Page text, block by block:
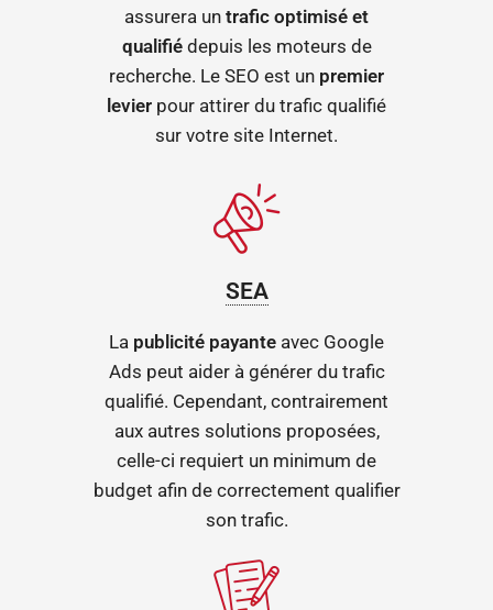
assurera un trafic optimisé et
qualifiédepuis les moteurs de
recherche. Le SEO est un premier
levier pour attirer du trafic qualifié
sur votre site Internet.
SEA
La publicité payante avec Google
Ads peut aider à générer du trafic
qualifié. Cependant, contrairement
aux autres solutions proposées,
celle-ci requiert un minimum de
budget afin de correctement qualifier
son trafic.